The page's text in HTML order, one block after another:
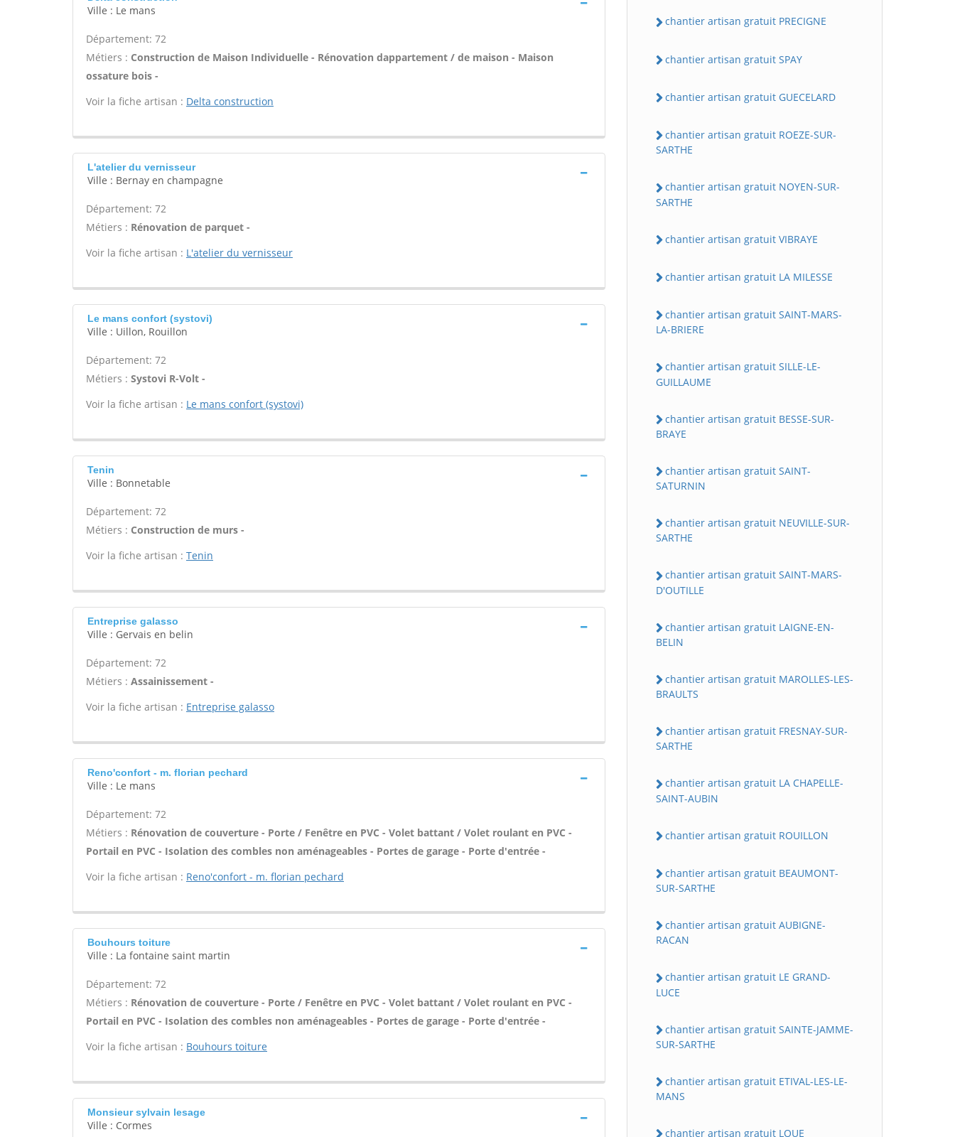
Ville : Le mans
Département: 72
Métiers : Construction de Maison Individuelle - Rénovation dappartement / de maison - Maison
ossature bois -
Voir la fiche artisan : Delta construction
L'atelier du vernisseur
Ville : Bernay en champagne
Département: 72
Métiers : Rénovation de parquet -
Voir la fiche artisan : L'atelier du vernisseur
Le mans confort (systovi)
Ville : Uillon, Rouillon
Département: 72
Métiers : Systovi R-Volt -
Voir la fiche artisan : Le mans confort (systovi)
Tenin
Ville : Bonnetable
Département: 72
Métiers : Construction de murs -
Voir la fiche artisan : Tenin
Entreprise galasso
Ville : Gervais en belin
Département: 72
Métiers : Assainissement -
Voir la fiche artisan : Entreprise galasso
Reno'confort - m. florian pechard
Ville : Le mans
Département: 72
Métiers : Rénovation de couverture - Porte / Fenêtre en PVC - Volet battant / Volet roulant en PVC -
Portail en PVC - Isolation des combles non aménageables - Portes de garage - Porte d'entrée -
Voir la fiche artisan : Reno'confort - m. florian pechard
Bouhours toiture
Ville : La fontaine saint martin
Département: 72
Métiers : Rénovation de couverture - Porte / Fenêtre en PVC - Volet battant / Volet roulant en PVC -
Portail en PVC - Isolation des combles non aménageables - Portes de garage - Porte d'entrée -
Voir la fiche artisan : Bouhours toiture
Monsieur sylvain lesage
Ville : Cormes
chantier artisan gratuit PRECIGNE
chantier artisan gratuit SPAY
chantier artisan gratuit GUECELARD
chantier artisan gratuit ROEZE-SUR-
SARTHE
chantier artisan gratuit NOYEN-SUR-
SARTHE
chantier artisan gratuit VIBRAYE
chantier artisan gratuit LA MILESSE
chantier artisan gratuit SAINT-MARS-
LA-BRIERE
chantier artisan gratuit SILLE-LE-
GUILLAUME
chantier artisan gratuit BESSE-SUR-
BRAYE
chantier artisan gratuit SAINT-
SATURNIN
chantier artisan gratuit NEUVILLE-SUR-
SARTHE
chantier artisan gratuit SAINT-MARS-
D'OUTILLE
chantier artisan gratuit LAIGNE-EN-
BELIN
chantier artisan gratuit MAROLLES-LES-
BRAULTS
chantier artisan gratuit FRESNAY-SUR-
SARTHE
chantier artisan gratuit LA CHAPELLE-
SAINT-AUBIN
chantier artisan gratuit ROUILLON
chantier artisan gratuit BEAUMONT-
SUR-SARTHE
chantier artisan gratuit AUBIGNE-
RACAN
chantier artisan gratuit LE GRAND-
LUCE
chantier artisan gratuit SAINTE-JAMME-
SUR-SARTHE
chantier artisan gratuit ETIVAL-LES-LE-
MANS
chantier artisan gratuit LOUE